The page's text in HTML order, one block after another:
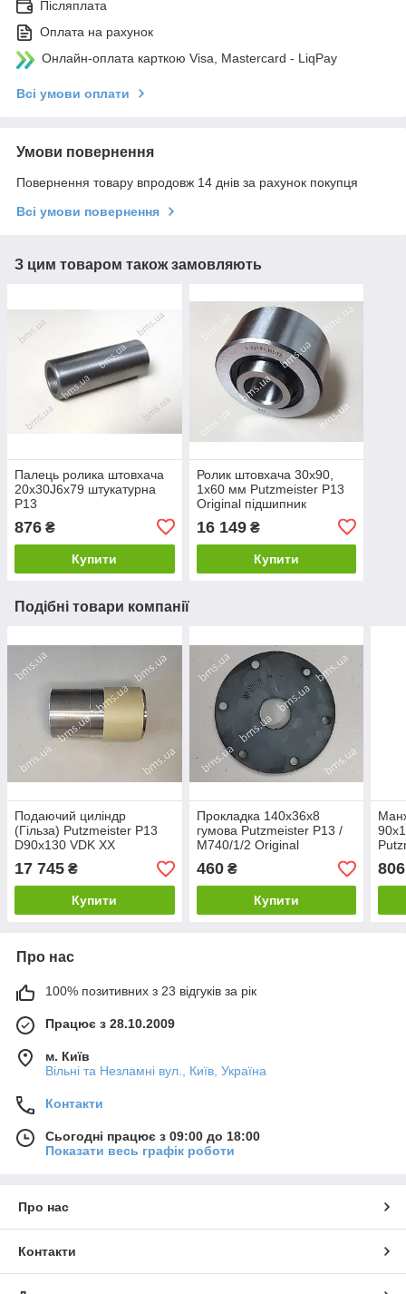
Післяплата
Оплата на рахунок
Онлайн-оплата карткою Visa, Mastercard - LiqPay
Всі умови оплати
Умови повернення
Повернення товару впродовж 14 днів за рахунок покупця
Всі умови повернення
З цим товаром також замовляють
Палець ролика штовхача
20х30J6х79 штукатурна
P13
876 ₴
Купити
Ролик штовхача 30х90,
1х60 мм Putzmeister P13
Original підшипник
16 149₴
Купити
Подібні товари компанії
Подаючий циліндр
(Гільза) Putzmeister P13
D90x130 VDK XX
17 745 ₴
Купити
Прокладка 140х36х8
гумова Putzmeister P13 /
М740/1/2 Original
460₴
Купити
806
Про нас
100% позитивних з 23 відгуків за рік
Працює з 28.10.2009
м. Київ
Вільні та Незламні вул., Київ, Україна
Контакти
Сьогодні працює з 09:00 до 18:00
Показати весь графік роботи
Про нас
Контакти